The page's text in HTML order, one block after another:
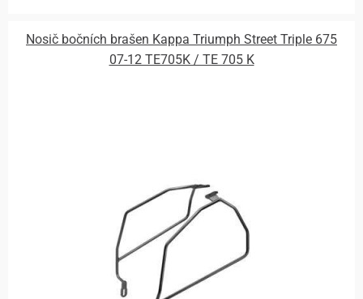
Nosič bočních brašen Kappa Triumph Street Triple 675
07-12 TE705K / TE 705 K